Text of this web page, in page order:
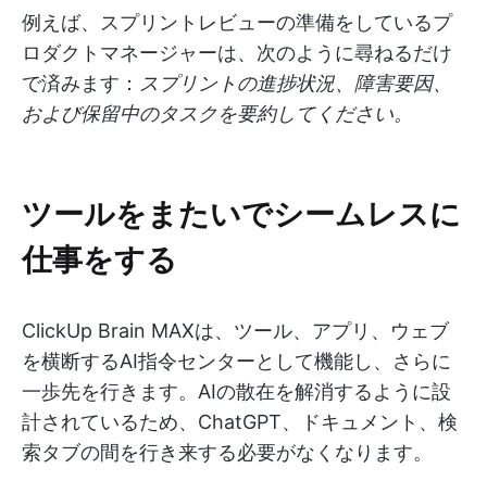
例えば、スプリントレビューの準備をしているプ
ロダクトマネージャーは、次のように尋ねるだけ
で済みます： スプリントの進捗状況、障害要因、
および保留中のタスクを要約してください。
ツールをまたいでシームレスに
仕事をする
ClickUp Brain MAXは、ツール、アプリ、ウェブ
を横断するAI指令センターとして機能し、さらに
一歩先を行きます。AIの散在を解消するように設
計されているため、ChatGPT、ドキュメント、検
索タブの間を行き来する必要がなくなります。